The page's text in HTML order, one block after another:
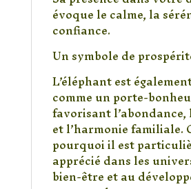
évoque le calme, la
confiance.
Un symbole de
L’éléphant est
comme un porte-
favorisant
et l’harmonie familiale.
pourquoi il est
apprécié dans les
bien-être et au